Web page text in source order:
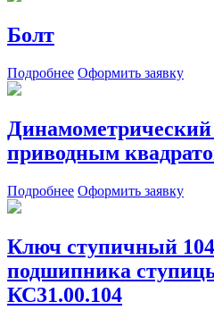
Болт
Подробнее Оформить заявку
приводным
Подробнее Оформить заявку
Ключ ступичный
подшипника
КС31.00.104